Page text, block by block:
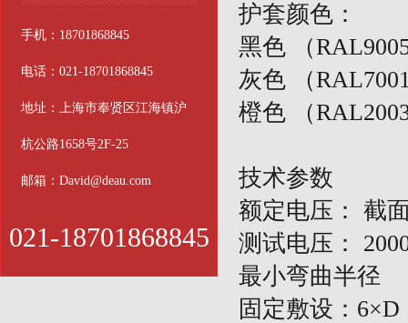
手机：18701868845
电话：021-18701868845
地址：上海市奉贤区江海镇沪
杭公路1658号2F-25
邮箱：David@deau.com
021-18701868845
护套颜色：
黑色
（
灰色
（
橙色
（
技术参数
额定电压：
截
测试电压：
最小弯曲半径
固定敷设： 6×D